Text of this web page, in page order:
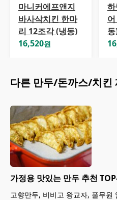
마니커에프앤지
바사삭치킨 한마
리 12조각 (냉동)
16,520원
다른 만두/돈까스/치킨
가정용 맛있는 만두 추천
고향만두, 비비고 왕교자, 풀무원